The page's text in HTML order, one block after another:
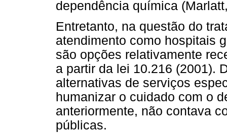
dependência química
Entretanto, na questão do
atendimento como hospitais
são opções relativamente
a partir da lei 10.216 (2001).
alternativas de serviços
humanizar o cuidado com o
anteriormente, não contava
públicas.